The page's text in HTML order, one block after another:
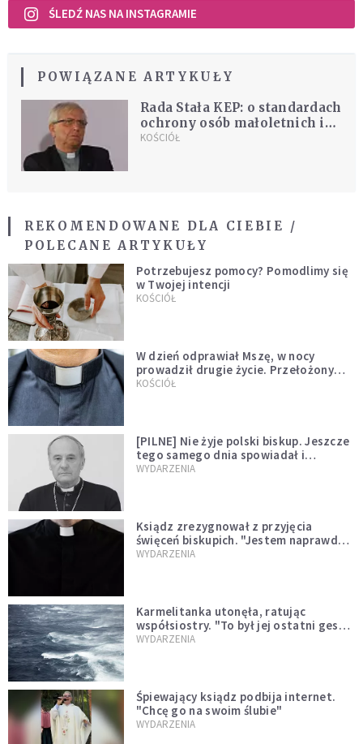
ŚLEDŹ NAS NA INSTAGRAMIE
POWIĄZANE ARTYKUŁY
Rada Stała KEP: o standardach
ochrony osób małoletnich i
bezbronnych w placówkach
KOŚCIÓŁ
REKOMENDOWANE DLA CIEBIE /
POLECANE ARTYKUŁY
Potrzebujesz pomocy? Pomodlimy się
w Twojej intencji
KOŚCIÓŁ
W dzień odprawiał Mszę, w nocy
prowadził drugie życie. Przełożony
kazał mu opuścić zakon
KOŚCIÓŁ
[PILNE] Nie żyje polski biskup. Jeszcze
tego samego dnia spowiadał i
sprawował Mszę świętą
WYDARZENIA
Ksiądz zrezygnował z przyjęcia
święceń biskupich. "Jestem naprawdę
niegodny"
WYDARZENIA
Karmelitanka utonęła, ratując
współsiostry. "To był jej ostatni gest
miłości"
WYDARZENIA
Śpiewający ksiądz podbija internet.
"Chcę go na swoim ślubie"
WYDARZENIA